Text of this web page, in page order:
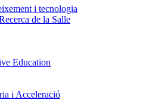
i tecnologia
de la Salle
Education
i Acceleració